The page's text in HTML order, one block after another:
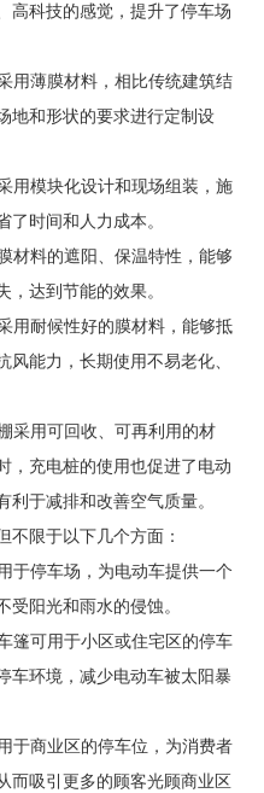
高科技的感觉，提升了停车场
用薄膜材料，相比传统建筑结
地和形状的要求进行定制设
用模块化设计和现场组装，施
时间和人力成本。
材料的遮阳、保温特性，能够
达到节能的效果。
用耐候性好的膜材料，能够抵
能力，长期使用不易老化、
采用可回收、可再利用的材
，充电桩的使用也促进了电动
于减排和改善空气质量。
不限于以下几个方面：
于停车场，为电动车提供一个
阳光和雨水的侵蚀。
篷可用于小区或住宅区的停车
车环境，减少电动车被太阳暴
于商业区的停车位，为消费者
而吸引更多的顾客光顾商业区